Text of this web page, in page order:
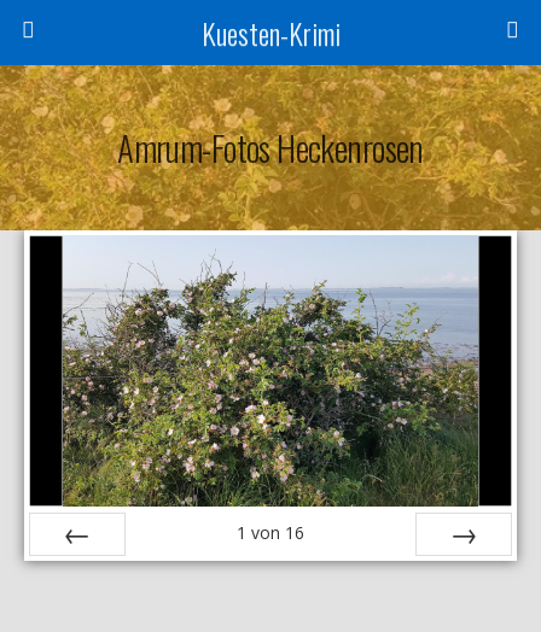
Kuesten-Krimi
Amrum-Fotos Heckenrosen
Zurück
1 von 16
Vor